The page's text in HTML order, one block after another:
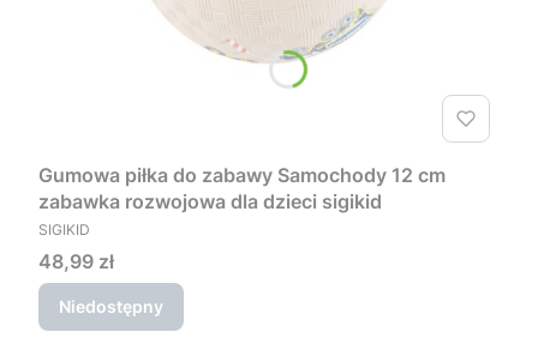
Gumowa piłka do zabawy Samochody 12 cm
zabawka rozwojowa dla dzieci sigikid
PRODUCENT
SIGIKID
Cena
48,99 zł
Niedostępny